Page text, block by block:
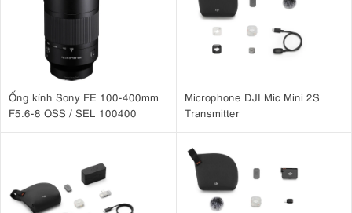
Ống kính Sony FE 100-400mm
F5.6-8 OSS / SEL 100400
Microphone DJI Mic Mini 2S
Transmitter